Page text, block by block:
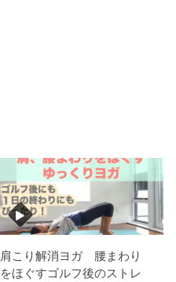
肩こり解消ヨガ 腰まわり
をほぐすゴルフ後のストレ